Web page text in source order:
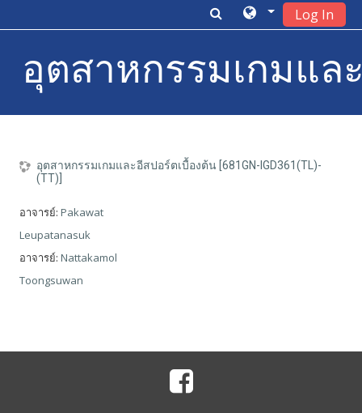
Log In
อุตสาหกรรมเกมและ
อุตสาหกรรมเกมและอีสปอร์ตเบื้องต้น [681GN-IGD361(TL)-
(TT)]
อาจารย์:Pakawat
Leupatanasuk
อาจารย์:Nattakamol
Toongsuwan